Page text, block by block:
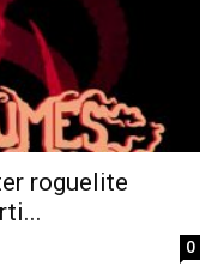
roguelite
0